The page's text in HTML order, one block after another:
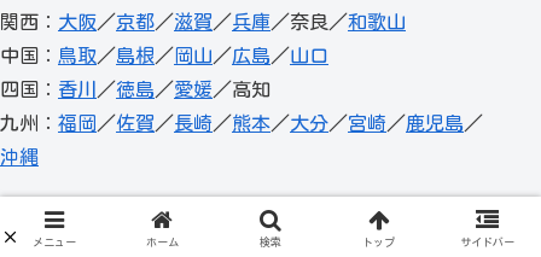
関西： 大阪／京都／滋賀／兵庫／奈良／和歌山
中国： 鳥取／島根／ 岡山／広島／山口
四国： 香川 ／徳島／愛媛／高知
九州： 福岡 ／佐賀／長崎／熊本／大分／宮崎／鹿児島／
沖縄
メニュー ホーム 検索 トップ サイドバー